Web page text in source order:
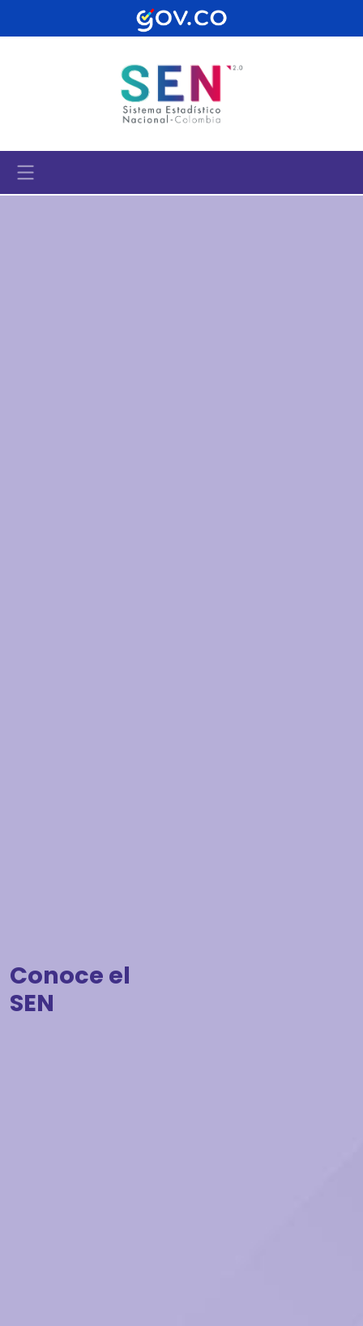
Pasar al contenido principal
Conoce el
SEN